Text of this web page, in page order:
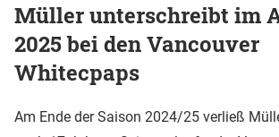
Müller unterschreibt im
2025 bei den Vancouver
Whitecpaps
Am Ende der Saison 2024/25 verließ